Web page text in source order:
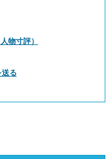
物寸評）
送る